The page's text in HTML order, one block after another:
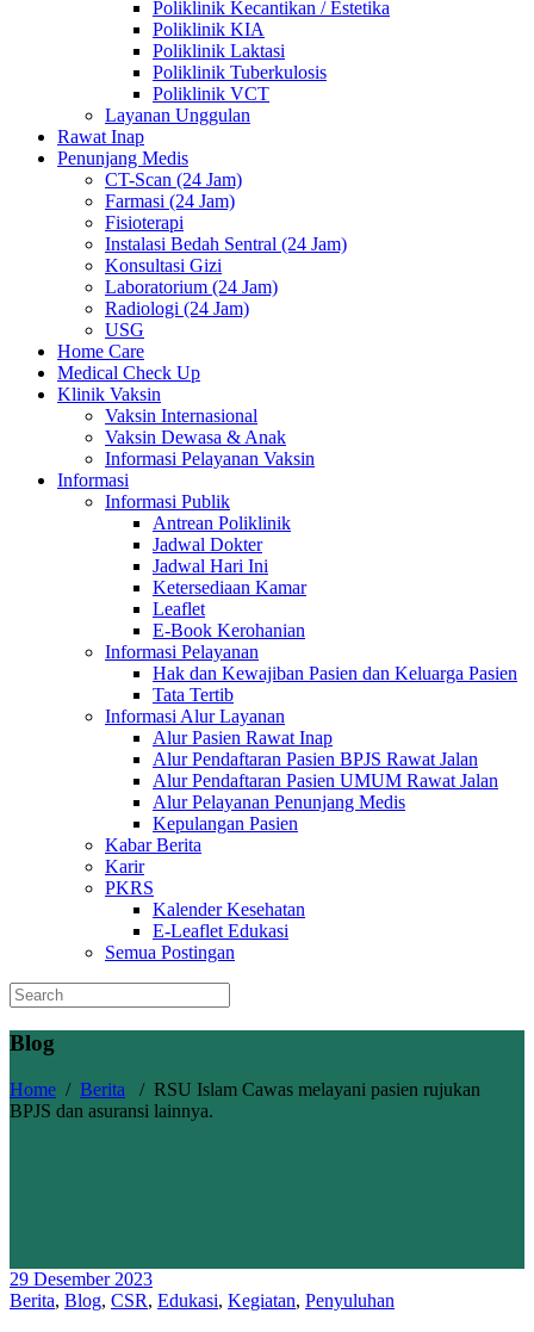
Poliklinik Kecantikan / Estetika
Poliklinik KIA
Poliklinik Laktasi
Poliklinik Tuberkulosis
Poliklinik VCT
Layanan Unggulan
Rawat Inap
Penunjang Medis
CT-Scan (24 Jam)
Farmasi (24 Jam)
Fisioterapi
Instalasi Bedah Sentral (24 Jam)
Konsultasi Gizi
Laboratorium (24 Jam)
Radiologi (24 Jam)
USG
Home Care
Medical Check Up
Klinik Vaksin
Vaksin Internasional
Vaksin Dewasa & Anak
Informasi Pelayanan Vaksin
Informasi
Informasi Publik
Antrean Poliklinik
Jadwal Dokter
Jadwal Hari Ini
Ketersediaan Kamar
Leaflet
E-Book Kerohanian
Informasi Pelayanan
Hak dan Kewajiban Pasien dan Keluarga Pasien
Tata Tertib
Informasi Alur Layanan
Alur Pasien Rawat Inap
Alur Pendaftaran Pasien BPJS Rawat Jalan
Alur Pendaftaran Pasien UMUM Rawat Jalan
Alur Pelayanan Penunjang Medis
Kepulangan Pasien
Kabar Berita
Karir
PKRS
Kalender Kesehatan
E-Leaflet Edukasi
Semua Postingan
Blog
Home / Berita / RSU Islam Cawas melayani pasien rujukan
BPJS dan asuransi lainnya.
29 Desember 2023
Berita, Blog, CSR, Edukasi, Kegiatan, Penyuluhan